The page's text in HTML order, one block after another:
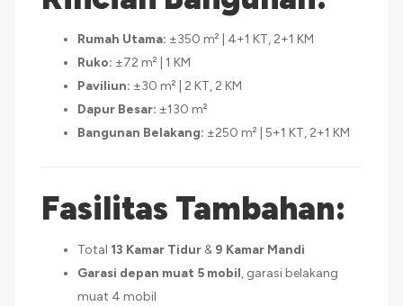
Rumah Utama: ±350 m² | 4+1 KT, 2+1 KM
Ruko: ±72 m² | 1 KM
Paviliun: ±30 m² | 2 KT, 2 KM
Dapur Besar: ±130 m²
Bangunan Belakang: ±250 m² | 5+1 KT, 2+1 KM
Fasilitas Tambahan:
Total 13 Kamar Tidur & 9 Kamar Mandi
Garasi depan muat 5 mobil, garasi belakang
muat 4 mobil